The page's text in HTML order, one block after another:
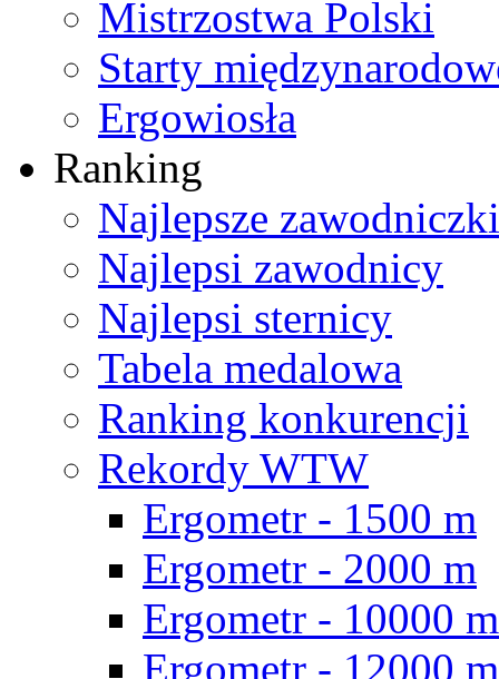
Mistrzostwa Polski
Starty
Ergowiosła
Ranking
Najlepsze zawodniczki
Najlepsi zawodnicy
Najlepsi sternicy
Tabela medalowa
Ranking konkurencji
Rekordy WTW
Ergometr - 1500 m
Ergometr - 2000 m
Ergometr - 10000 m
Ergometr - 12000 m